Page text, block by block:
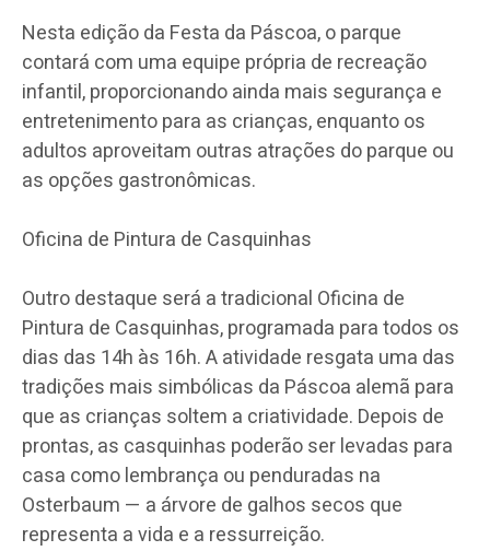
Nesta edição da Festa da Páscoa, o parque
contará com uma equipe própria de recreação
infantil, proporcionando ainda mais segurança e
entretenimento para as crianças, enquanto os
adultos aproveitam outras atrações do parque ou
as opções gastronômicas.
Oficina de Pintura de Casquinhas
Outro destaque será a tradicional Oficina de
Pintura de Casquinhas, programada para todos os
dias das 14h às 16h. A atividade resgata uma das
tradições mais simbólicas da Páscoa alemã para
que as crianças soltem a criatividade. Depois de
prontas, as casquinhas poderão ser levadas para
casa como lembrança ou penduradas na
Osterbaum — a árvore de galhos secos que
representa a vida e a ressurreição.